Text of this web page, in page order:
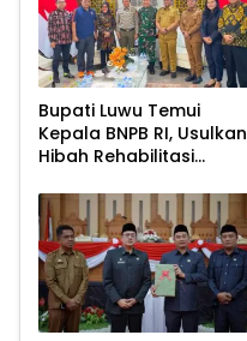
Bupati Luwu Temui
Kepala BNPB RI, Usulkan
Hibah Rehabilitasi